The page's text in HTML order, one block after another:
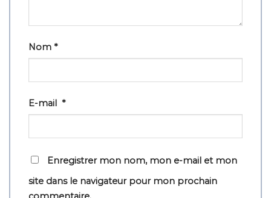
Nom *
E-mail *
Enregistrer mon nom, mon e-mail et mon
site dans le navigateur pour mon prochain